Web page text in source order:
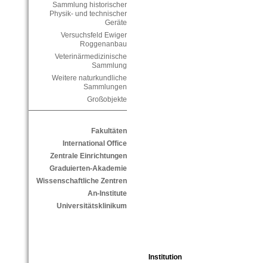
Sammlung historischer
Physik- und technischer
Geräte
Versuchsfeld Ewiger
Roggenanbau
Veterinärmedizinische
Sammlung
Weitere naturkundliche
Sammlungen
Großobjekte
Fakultäten
International Office
Zentrale Einrichtungen
Graduierten-Akademie
Wissenschaftliche Zentren
An-Institute
Universitätsklinikum
Institution